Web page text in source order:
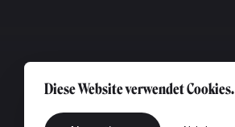
Diese Website verwendet Cookies.